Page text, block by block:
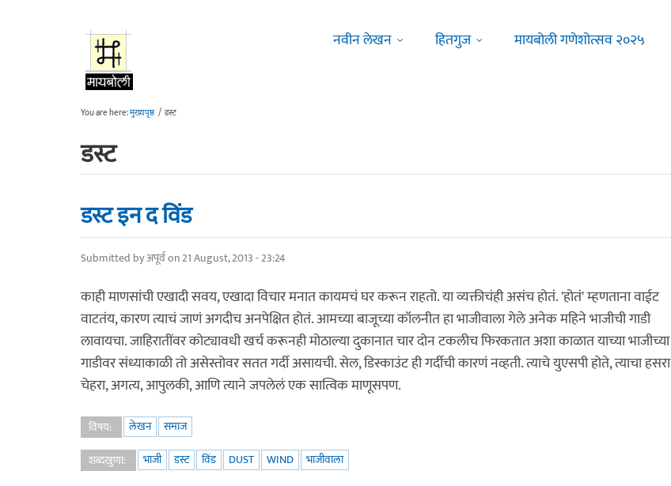
नवीन लेखन
हितगुज मायबोली गणेशोत्सव २०२५
You are here:मुख्यपृष्ठ / डस्ट
डस्ट
डस्ट इन द विंड
Submitted byअपूर्वon 21 August, 2013 - 23:24
काही माणसांची एखादी सवय, एखादा विचार मनात कायमचं घर करून राहतो. या व्यक्तीचंही असंच होतं. 'होतं' म्हणताना वाईट
वाटतंय, कारण त्याचं जाणं अगदीच अनपेक्षित होतं. आमच्या बाजूच्या कॉलनीत हा भाजीवाला गेले अनेक महिने भाजीची गाडी
लावायचा. जाहिरातींवर कोट्यावधी खर्च करूनही मोठाल्या दुकानात चार दोन टकलीच फिरकतात अशा काळात याच्या भाजीच्या
गाडीवर संध्याकाळी तो असेस्तोवर सतत गर्दी असायची. सेल, डिस्काउंट ही गर्दीची कारणं नव्हती. त्याचे युएसपी होते, त्याचा हसरा
चेहरा, अगत्य, आपुलकी, आणि त्याने जपलेलं एक सात्विक माणूसपण.
विषय: लेखन
समाज
शब्दखुणा:
भाजी डस्ट विंड DUST WIND भाजीवाला